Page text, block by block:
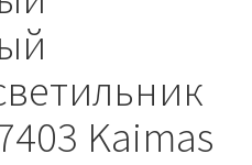
Kaimas